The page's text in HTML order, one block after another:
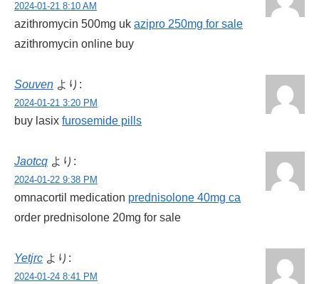
2024-01-21 8:10 AM
azithromycin 500mg uk azipro 250mg for sale
azithromycin online buy
Souven より:
2024-01-21 3:20 PM
buy lasix furosemide pills
Jaotcq より:
2024-01-22 9:38 PM
omnacortil medication prednisolone 40mg ca
order prednisolone 20mg for sale
Yetjrc より:
2024-01-24 8:41 PM